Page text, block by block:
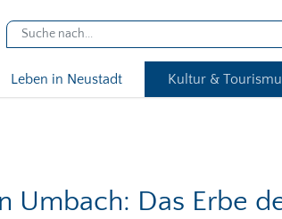
Leben in Neustadt Kultur &
Das Erbe